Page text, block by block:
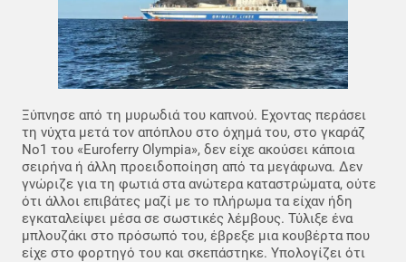
Ξύπνησε από τη μυρωδιά του καπνού. Εχοντας περάσει
τη νύχτα μετά τον απόπλου στο όχημά του, στο γκαράζ
Νο1 του «Euroferry Olympia», δεν είχε ακούσει κάποια
σειρήνα ή άλλη προειδοποίηση από τα μεγάφωνα. Δεν
γνώριζε για τη φωτιά στα ανώτερα καταστρώματα, ούτε
ότι άλλοι επιβάτες μαζί με το πλήρωμα τα είχαν ήδη
εγκαταλείψει μέσα σε σωστικές λέμβους. Τύλιξε ένα
μπλουζάκι στο πρόσωπό του, έβρεξε μια κουβέρτα που
είχε στο φορτηγό του και σκεπάστηκε. Υπολογίζει ότι